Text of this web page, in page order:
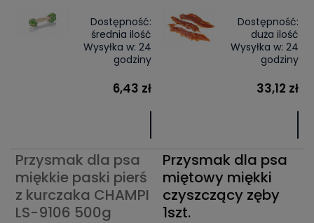
Dostępność:
średnia ilość
Wysyłka w: 24
godziny
6,43 zł
Dostępność:
duża ilość
Wysyłka w: 24
godziny
33,12 zł
Przysmak dla psa
miękkie paski pierś
z kurczaka CHAMPI
LS-9106 500g
Przysmak dla psa
miętowy miękki
czyszczący zęby
1szt.